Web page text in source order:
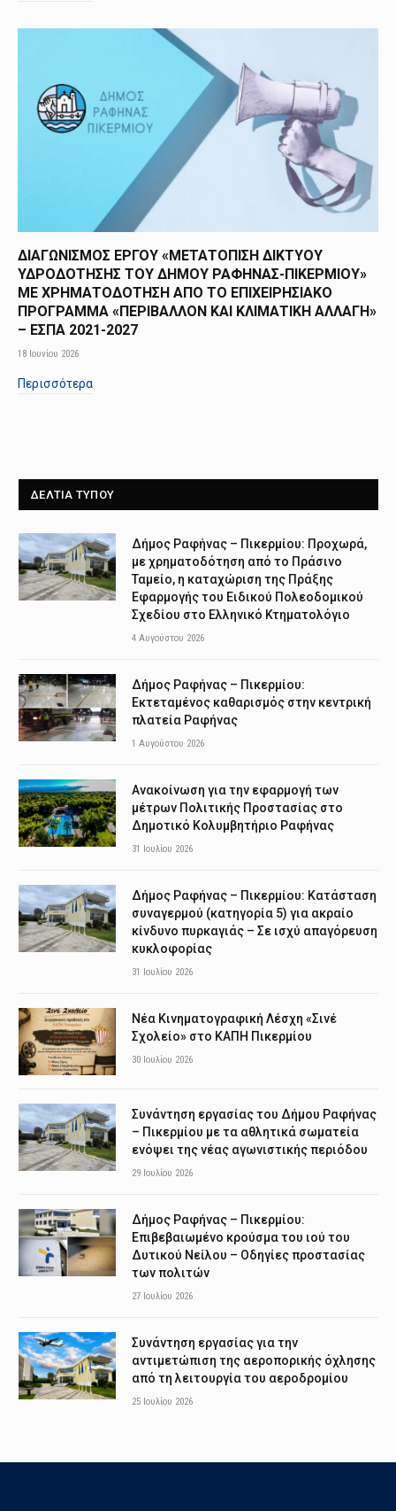
ΔΙΑΓΩΝΙΣΜΟΣ ΕΡΓΟΥ «ΜΕΤΑΤΟΠΙΣΗ ΔΙΚΤΥΟΥ
ΥΔΡΟΔΟΤΗΣΗΣ ΤΟΥ ΔΗΜΟΥ ΡΑΦΗΝΑΣ-ΠΙΚΕΡΜΙΟΥ»
ΜΕ ΧΡΗΜΑΤΟΔΟΤΗΣΗ ΑΠΟ TO ΕΠΙΧΕΙΡΗΣΙΑΚΟ
ΠΡΟΓΡΑΜΜΑ «ΠΕΡΙΒΑΛΛΟΝ ΚΑΙ ΚΛΙΜΑΤΙΚΗ ΑΛΛΑΓΗ»
– ΕΣΠΑ 2021-2027
18 Ιουνίου 2026
Περισσότερα
ΔΕΛΤΙΑ ΤΥΠΟΥ
Δήμος Ραφήνας – Πικερμίου: Προχωρά,
με χρηματοδότηση από το Πράσινο
Ταμείο, η καταχώριση της Πράξης
Εφαρμογής του Ειδικού Πολεοδομικού
Σχεδίου στο Ελληνικό Κτηματολόγιο
4 Αυγούστου 2026
Δήμος Ραφήνας – Πικερμίου:
Εκτεταμένος καθαρισμός στην κεντρική
πλατεία Ραφήνας
1 Αυγούστου 2026
Ανακοίνωση για την εφαρμογή των
μέτρων Πολιτικής Προστασίας στο
Δημοτικό Κολυμβητήριο Ραφήνας
31 Ιουλίου 2026
Δήμος Ραφήνας – Πικερμίου: Κατάσταση
συναγερμού (κατηγορία 5) για ακραίο
κίνδυνο πυρκαγιάς – Σε ισχύ απαγόρευση
κυκλοφορίας
31 Ιουλίου 2026
Νέα Κινηματογραφική Λέσχη «Σινέ
Σχολείο» στο ΚΑΠΗ Πικερμίου
30 Ιουλίου 2026
Συνάντηση εργασίας του Δήμου Ραφήνας
– Πικερμίου με τα αθλητικά σωματεία
ενόψει της νέας αγωνιστικής περιόδου
29 Ιουλίου 2026
Δήμος Ραφήνας – Πικερμίου:
Επιβεβαιωμένο κρούσμα του ιού του
Δυτικού Νείλου – Οδηγίες προστασίας
των πολιτών
27 Ιουλίου 2026
Συνάντηση εργασίας για την
αντιμετώπιση της αεροπορικής όχλησης
από τη λειτουργία του αεροδρομίου
25 Ιουλίου 2026